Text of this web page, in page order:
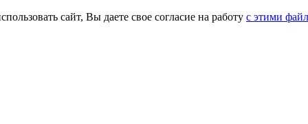
сайт, Вы даете свое согласие на работу с этими